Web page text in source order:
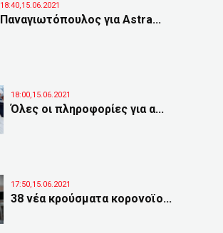
18:40,15.06.2021
Παναγιωτόπουλος για Astra...
18:00,15.06.2021
Όλες οι πληροφορίες για α...
17:50,15.06.2021
38 νέα κρούσματα κορονοϊο...